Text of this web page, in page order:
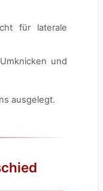
für laterale
und
ausgelegt.